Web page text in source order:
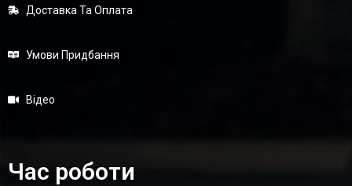
Доставка Та Оплата
Умови Придбання
Відео
Час роботи